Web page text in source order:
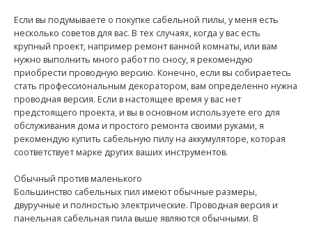
Если вы подумываете о покупке сабельной пилы, у меня есть
несколько советов для вас. В тех случаях, когда у вас есть
крупный проект, например ремонт ванной комнаты, или вам
нужно выполнить много работ по сносу, я рекомендую
приобрести проводную версию. Конечно, если вы собираетесь
стать профессиональным декоратором, вам определенно нужна
проводная версия. Если в настоящее время у вас нет
предстоящего проекта, и вы в основном используете его для
обслуживания дома и простого ремонта своими руками, я
рекомендую купить сабельную пилу на аккумуляторе, которая
соответствует марке других ваших инструментов.
Обычный против маленького
Большинство сабельных пил имеют обычные размеры,
двуручные и полностью электрические. Проводная версия и
панельная сабельная пила выше являются обычными. В